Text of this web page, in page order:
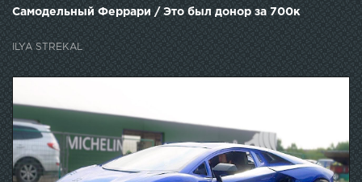
Самодельный Феррари / Это был донор за 700к
ILYA STREKAL